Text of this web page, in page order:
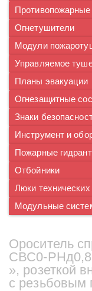
Огнетушители
Модули
Управляемое
Планы эвакуации
Огнезащитные
Знаки
Инструмент и
Пожарные
Отбойники
Люки
Модульные
Ороситель
CВС0-
», розеткой
с резьбовым